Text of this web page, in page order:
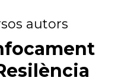
autors